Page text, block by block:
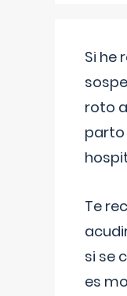
Si he
roto
parto
Te
si se
es